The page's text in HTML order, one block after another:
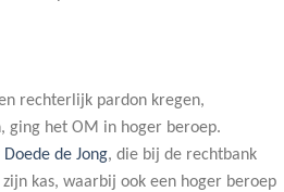
rechterlijk pardon kregen,
ging het OM in hoger beroep.
Doede de Jong, die bij de rechtbank
kas, waarbij ook een hoger beroep